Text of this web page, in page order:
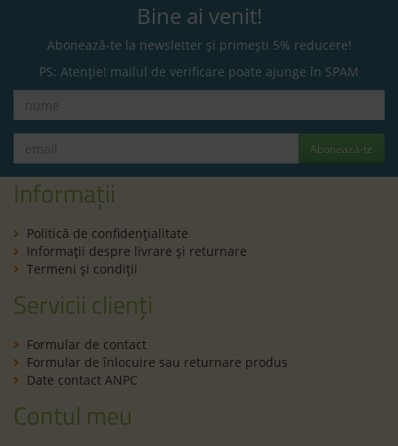
Bine ai venit!
Abonează-te la newsletter și primești 5% reducere!
PS: Atenție! mailul de verificare poate ajunge în SPAM
Abonează-te
Informații
Politică de confidenţialitate
Informaţii despre livrare și returnare
Termeni şi condiţii
Servicii clienți
Formular de contact
Formular de înlocuire sau returnare produs
Date contact ANPC
Contul meu